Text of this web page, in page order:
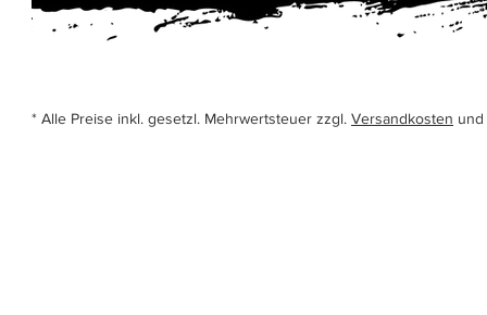
* Alle Preise inkl. gesetzl. Mehrwertsteuer zzgl. Versandkosten